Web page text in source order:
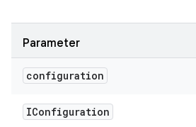
Parameter
configuration
IConfiguration